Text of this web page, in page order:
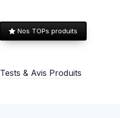
Nos TOPs produits
Tests & Avis Produits